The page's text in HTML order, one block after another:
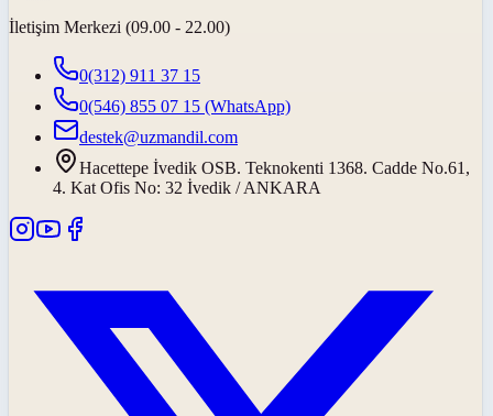
İletişim Merkezi (09.00 - 22.00)
0(312) 911 37 15
0(546) 855 07 15 (WhatsApp)
destek@uzmandil.com
Hacettepe İvedik OSB. Teknokenti 1368. Cadde No.61,
4. Kat Ofis No: 32 İvedik / ANKARA